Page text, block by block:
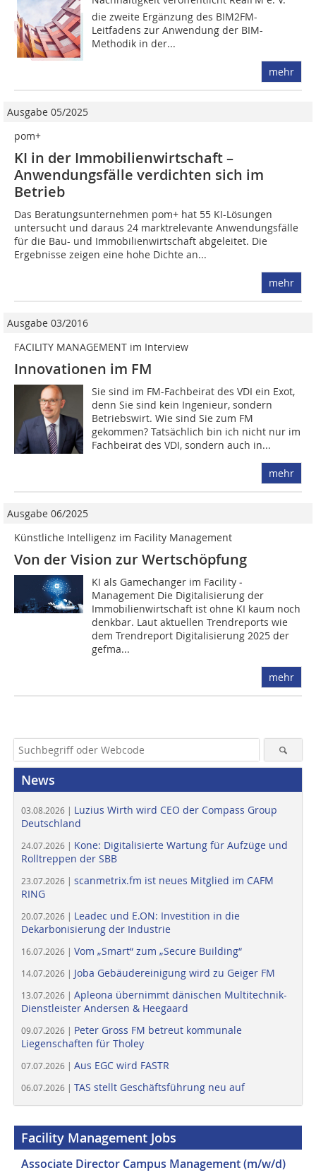
die zweite Ergänzung des BIM2FM-
Leitfadens zur Anwendung der BIM-
Methodik in der...
mehr
Ausgabe 05/2025
pom+
KI in der Immobilienwirtschaft –
Anwendungsfälle verdichten sich im
Betrieb
Das Beratungsunternehmen pom+ hat 55 KI-Lösungen
untersucht und daraus 24 marktrelevante Anwendungsfälle
für die Bau- und Immobilienwirtschaft abgeleitet. Die
Ergebnisse zeigen eine hohe Dichte an...
mehr
Ausgabe 03/2016
FACILITY MANAGEMENT im Interview
Innovationen im FM
Sie sind im FM-Fachbeirat des VDI ein Exot,
denn Sie sind kein Ingenieur, sondern
Betriebswirt. Wie sind Sie zum FM
gekommen? Tatsächlich bin ich nicht nur im
Fachbeirat des VDI, sondern auch in...
mehr
Ausgabe 06/2025
Künstliche Intelligenz im Facility Management
Von der Vision zur Wertschöpfung
KI als Gamechanger im Facility ­
Management Die Digitalisierung der
Immobilienwirtschaft ist ohne KI kaum noch
denkbar. Laut aktuellen Trendreports wie
dem Trendreport Digitalisierung 2025 der
gefma...
mehr
News
03.08.2026 | Luzius Wirth wird CEO der Compass Group
Deutschland
24.07.2026 | Kone: Digitalisierte Wartung für Aufzüge und
Rolltreppen der SBB
23.07.2026 | scanmetrix.fm ist neues Mitglied im CAFM
RING
20.07.2026 | Leadec und E.ON: Investition in die
Dekarbonisierung der Industrie
16.07.2026 | Vom „Smart“ zum „Secure Building“
14.07.2026 | Joba Gebäudereinigung wird zu Geiger FM
13.07.2026 | Apleona übernimmt dänischen Multitechnik-
Dienstleister Andersen & Heegaard
09.07.2026 | Peter Gross FM betreut kommunale
Liegenschaften für Tholey
07.07.2026 | Aus EGC wird FASTR
06.07.2026 | TAS stellt Geschäftsführung neu auf
Facility Management Jobs
Associate Director Campus Management (m/w/d)